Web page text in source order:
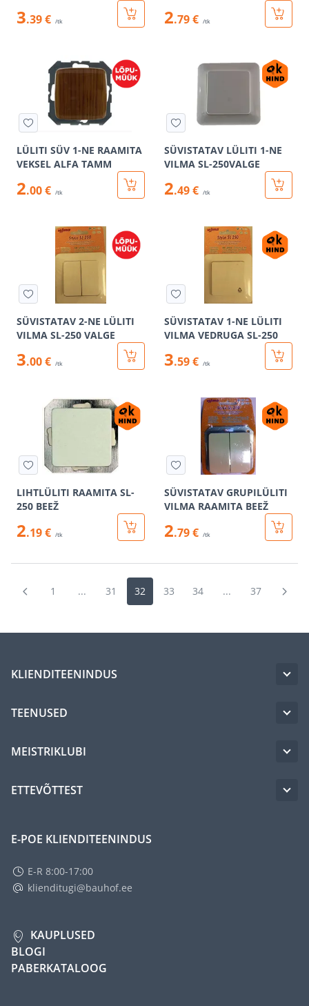
3.39 € /tk 2.79 € /tk
LÜLITI SÜV 1-NE RAAMITA
VEKSEL ALFA TAMM
2.00 € /tk
SÜVISTATAV LÜLITI 1-NE
VILMA SL-250VALGE
2.49 € /tk
SÜVISTATAV 2-NE LÜLITI
VILMA SL-250 VALGE
3.00 € /tk
SÜVISTATAV 1-NE LÜLITI
VILMA VEDRUGA SL-250
3.59 € /tk
LIHTLÜLITI RAAMITA SL-
250 BEEŽ
2.19 € /tk
SÜVISTATAV GRUPILÜLITI
VILMA RAAMITA BEEŽ
2.79 € /tk
1 ... 31 32 33 34 ... 37
KLIENDITEENINDUS
TEENUSED
MEISTRIKLUBI
ETTEVÕTTEST
E-POE KLIENDITEENINDUS
E-R 8:00-17:00
klienditugi@bauhof.ee
KAUPLUSED
BLOGI
PABERKATALOOG